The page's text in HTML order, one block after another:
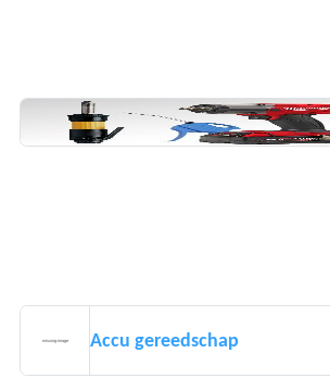
Accu gereedschap